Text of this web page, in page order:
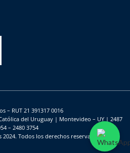
– RUT 21 391317 0016
del Uruguay | Montevideo – UY | 2487
– 2480 3754
Todos los derechos reservados.